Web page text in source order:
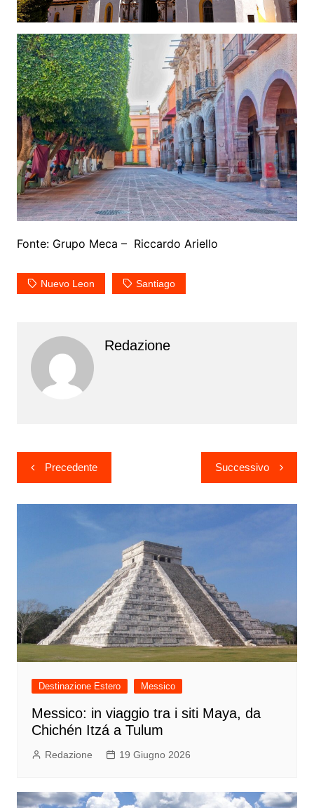
Fonte: Grupo Meca – Riccardo Ariello
Nuevo Leon Santiago
Redazione
Navigazione
articoli
Precedente Successivo
Destinazione Estero Messico
Messico: in viaggio tra i siti Maya, da
Chichén Itzá a Tulum
Redazione 19 Giugno 2026